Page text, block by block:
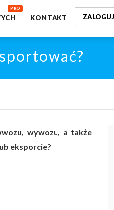
ZALOGUJ
KONTAKT
wywozu, a także
eksporcie?